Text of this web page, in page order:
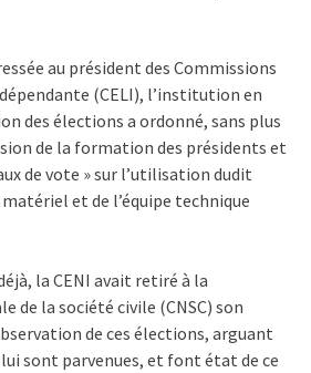
au président des Commissions
(CELI), l’institution en
des élections a ordonné, sans plus
de la formation des présidents et
de vote » sur l’utilisation dudit
et de l’équipe technique
la CENI avait retiré à la
de la société civile (CNSC) son
de ces élections, arguant
sont parvenues, et font état de ce